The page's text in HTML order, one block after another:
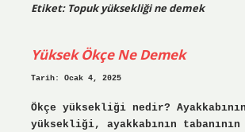
Etiket: Topuk yüksekliği ne demek
Yüksek Ökçe Ne Demek
Tarih: Ocak 4, 2025
Ökçe yüksekliği nedir?
yüksekliği, ayakkabının tabanının